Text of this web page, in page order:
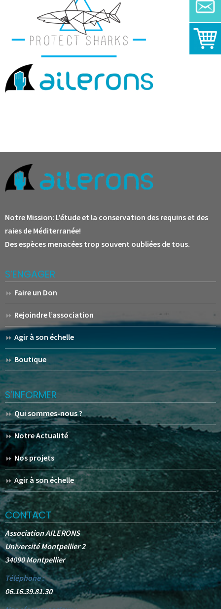
Notre Mission: L’étude et la conservation des requins et des
raies de Méditerranée!
Des espèces menacées trop souvent oubliées de tous.
S’ENGAGER
Faire un Don
Rejoindre l’association
Agir à son échelle
Boutique
S’INFORMER
Qui sommes-nous ?
Notre Actualité
Nos projets
Agir à son échelle
CONTACT
Association AILERONS
Université Montpellier 2
34090 Montpellier
Téléphone :
06.16.39.81.30